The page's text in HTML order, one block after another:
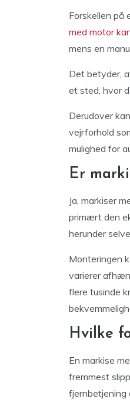
Forskellen på
med motor
mens en
Det betyder,
et sted, hvor
Derudover
vejrforhold
mulighed for
Er
Ja, markiser
primært den
herunder
Monteringen
varierer
flere tusinde
Hvilke
En markise
fremmest
fjernbetjening